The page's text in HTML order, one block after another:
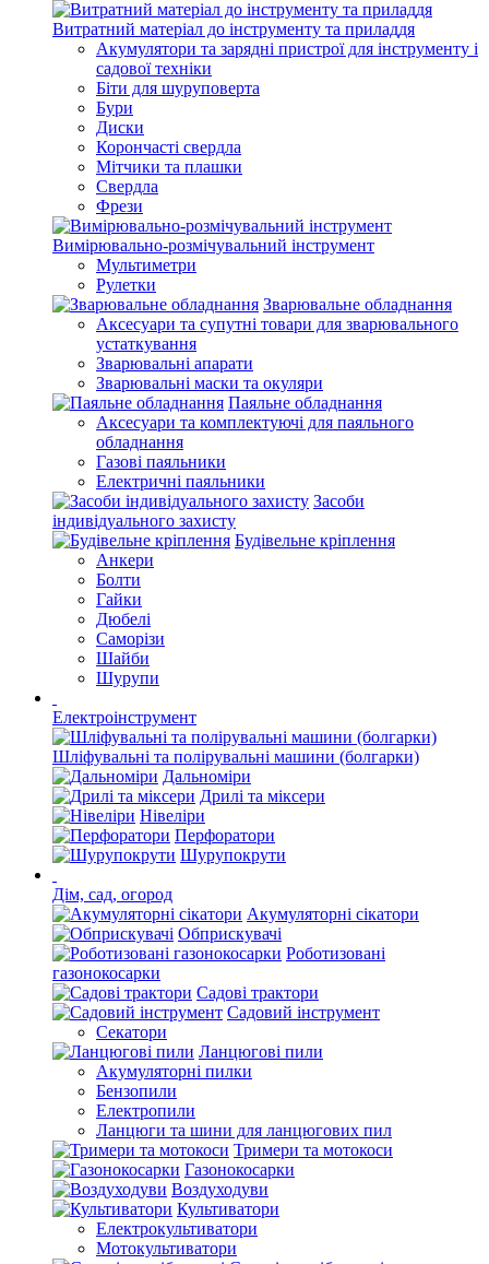
Витратний матеріал до інструменту та приладдя
Акумулятори та зарядні пристрої для інструменту і
садової техніки
Біти для шуруповерта
Бури
Диски
Корончасті свердла
Мітчики та плашки
Свердла
Фрези
Вимірювально-розмічувальний інструмент
Мультиметри
Рулетки
Зварювальне обладнання
Аксесуари та супутні товари для зварювального
устаткування
Зварювальні апарати
Зварювальні маски та окуляри
Паяльне обладнання
Аксесуари та комплектуючі для паяльного
обладнання
Газові паяльники
Електричні паяльники
Засоби
індивідуального захисту
Будівельне кріплення
Анкери
Болти
Гайки
Дюбелі
Саморізи
Шайби
Шурупи
Електроінструмент
Шліфувальні та полірувальні машини (болгарки)
Дальноміри
Дрилі та міксери
Нівеліри
Перфоратори
Шурупокрути
Дім, сад, огород
Акумуляторні сікатори
Обприскувачі
Роботизовані
газонокосарки
Садові трактори
Садовий інструмент
Секатори
Ланцюгові пили
Акумуляторні пилки
Бензопили
Електропили
Ланцюги та шини для ланцюгових пил
Тримери та мотокоси
Газонокосарки
Воздуходуви
Культиватори
Електрокультиватори
Мотокультиватори